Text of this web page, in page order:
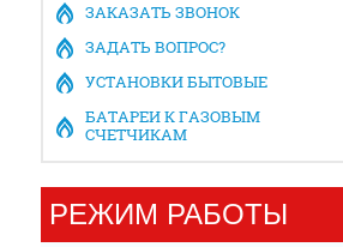
ЗАКАЗАТЬ ЗВОНОК
ЗАДАТЬ ВОПРОС?
УСТАНОВКИ БЫТОВЫЕ
БАТАРЕИ К ГАЗОВЫМ
СЧЕТЧИКАМ
РЕЖИМ РАБОТЫ